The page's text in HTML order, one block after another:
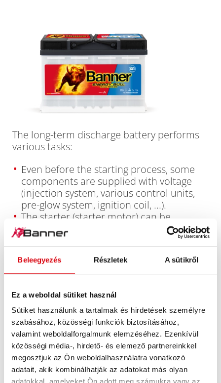
Beleegyezés Részletek A sütikről
Ez a weboldal sütiket használ
Sütiket használunk a tartalmak és hirdetések személyre
szabásához, közösségi funkciók biztosításához,
valamint weboldalforgalmunk elemzéséhez. Ezenkívül
közösségi média-, hirdető- és elemező partnereinkkel
megosztjuk az Ön weboldalhasználatra vonatkozó
adatait, akik kombinálhatják az adatokat más olyan
The long-term discharge battery performs
various tasks:
Even before the starting process, some
components are supplied with voltage
(injection system, various control units,
pre-glow system, ignition coil, ...).
The starter (starter motor) can be
supplied with the power required to start
the engine - this is why the Energy Bull
Power supply for many electrical
consumers for sailing and electric boats,
camping/caravans and the solar sector.
The long-term discharge battery is
comparable to a marathon runner in the
sports sector, solid starting performance
combined with long-term power for the
power supply of many additional
electrical consumers.